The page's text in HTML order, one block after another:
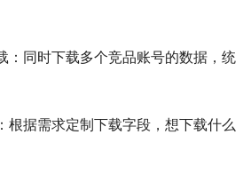
：同时下载多个竞品账号的数据，统
根据需求定制下载字段，想下载什么